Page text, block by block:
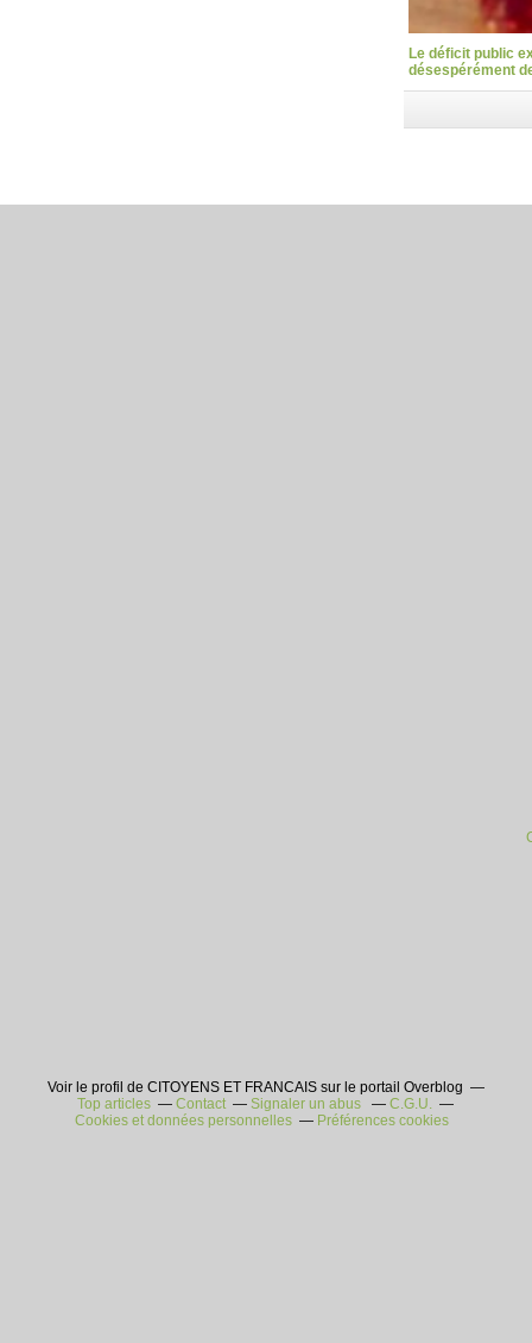
Le déficit public
désespérément
Voir le profil de CITOYENS ET FRANCAIS sur le portail Overblog
Top articles
Contact Signaler un abus
C.G.U.
Cookies et données personnelles
Préférences cookies